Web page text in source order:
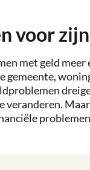
voor zijn
met geld
gemeente,
veranderen.